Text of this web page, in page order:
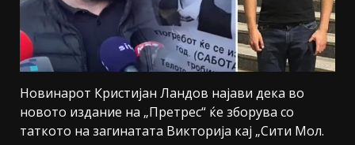
Новинарот Кристијан Ландов најави дека во
новото издание на „Претрес“ ќе зборува со
таткото на загинатата Викторија кај „Сити Мол.